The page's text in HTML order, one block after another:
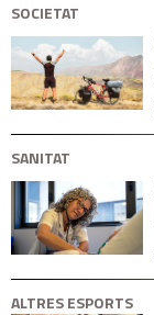
SOCIETAT
SANITAT
ALTRES ESPORTS